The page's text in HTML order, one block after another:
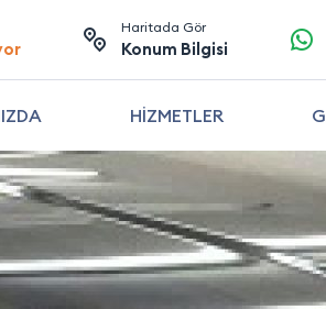
Haritada Gör
Konum Bilgisi
HİZMETLER